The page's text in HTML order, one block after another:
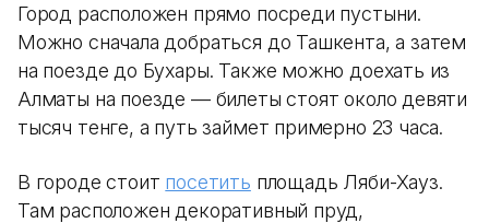
Город расположен прямо посреди пустыни.
Можно сначала добраться до Ташкента, а затем
на поезде до Бухары. Также можно доехать из
Алматы на поезде — билеты стоят около девяти
тысяч тенге, а путь займет примерно 23 часа.
В городе стоит посетить площадь Ляби-Хауз.
Там расположен декоративный пруд,